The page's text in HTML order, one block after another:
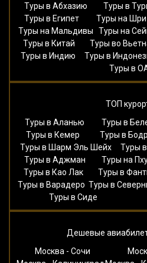
Туры в Абхазию
Туры в
Туры в Египет
Туры на Шри
Туры на Мальдивы
Туры на
Туры в Китай
Туры во
Туры в Индию
Туры в
Туры в
ТОП
Туры в Аланью
Туры в
Туры в Кемер
Туры в
Туры в Шарм Эль Шейх
Туры
Туры в Аджман
Туры на
Туры в Као Лак
Туры в
Туры в Варадеро Туры в
Туры в Сиде
Дешевые
Москва - Сочи